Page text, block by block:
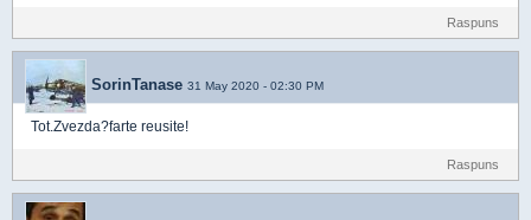
Raspuns
SorinTanase 31 May 2020 - 02:30 PM
Tot.Zvezda?farte reusite!
Raspuns